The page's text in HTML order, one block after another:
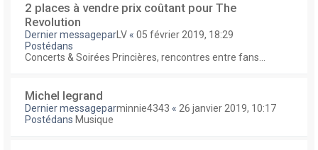
2 places à vendre prix coûtant pour The
Revolution
Dernier messagepar LV « 05 février 2019, 18:29
Postédans
Concerts & Soirées Princières, rencontres entre fans...
Michel legrand
Dernier messageparminnie4343 « 26 janvier 2019, 10:17
Postédans Musique